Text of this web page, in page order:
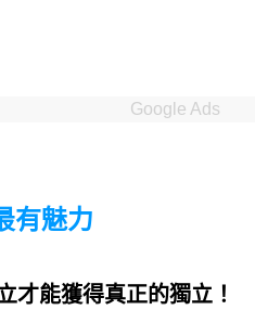
Google Ads
有魅力
才能獲得真正的獨立！